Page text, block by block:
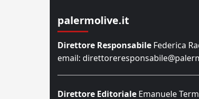
palermolive.it
Direttore Responsabile Federica
email:
Direttore Editoriale Emanuele